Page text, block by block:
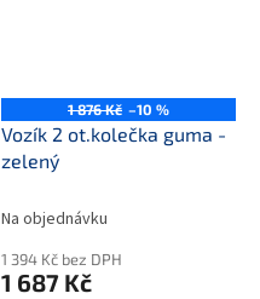
1 876 Kč –10 %
Vozík 2 ot.kolečka guma -
zelený
Na objednávku
1 394 Kč bez DPH
1 687 Kč